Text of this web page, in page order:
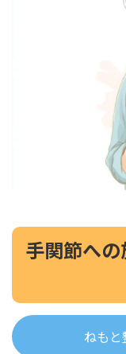
手関節へ
ねも